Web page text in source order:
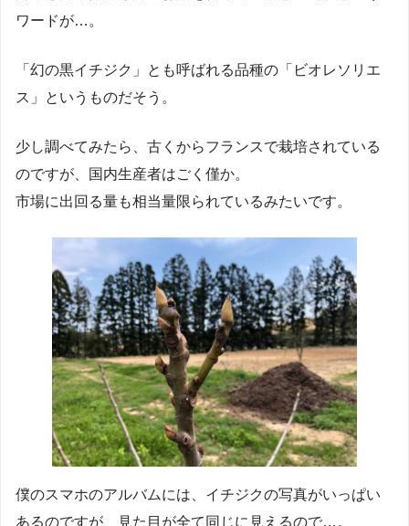
ワードが…。
「幻の黒イチジク」とも呼ばれる品種の「ビオレソリエ
ス」というものだそう。
少し調べてみたら、古くからフランスで栽培されている
のですが、国内生産者はごく僅か。
市場に出回る量も相当量限られているみたいです。
僕のスマホのアルバムには、イチジクの写真がいっぱい
あるのですが、見た目が全て同じに見えるので…。